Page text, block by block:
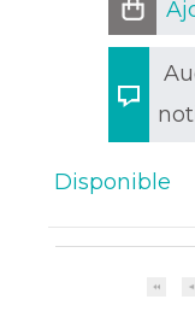
Disponible